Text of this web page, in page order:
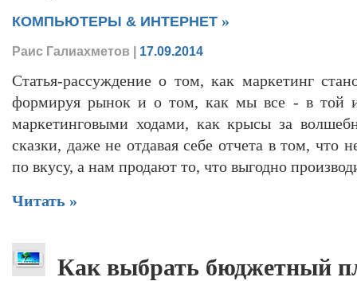
КОМПЬЮТЕРЫ & ИНТЕРНЕТ »
Раис Галиахметов 17.09.2014
Статья-рассуждение о том, как маркетинг
формируя рынок и о том, как мы все - в той
маркетинговыми ходами, как крысы за
сказки, даже не отдавая себе отчета в том, что
по вкусу, а нам продают то, что выгодно
Читать »
Как выбрать бюджетный